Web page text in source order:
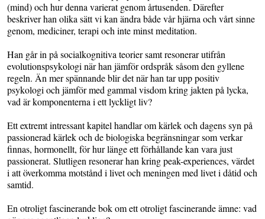
(mind) och hur denna varierat genom årtusenden. Därefter
beskriver han olika sätt vi kan ändra både vår hjärna och vårt sinne
genom, mediciner, terapi och inte minst meditation.
Han går in på socialkognitiva teorier samt resonerar utifrån
evolutionspsykologi när han jämför ordspråk såsom den gyllene
regeln. Än mer spännande blir det när han tar upp positiv
psykologi och jämför med gammal visdom kring jakten på lycka,
vad är komponenterna i ett lyckligt liv?
Ett extremt intressant kapitel handlar om kärlek och dagens syn på
passionerad kärlek och de biologiska begränsningar som verkar
finnas, hormonellt, för hur länge ett förhållande kan vara just
passionerat. Slutligen resonerar han kring peak-experiences, värdet
i att överkomma motstånd i livet och meningen med livet i dåtid och
samtid.
En otroligt fascinerande bok om ett otroligt fascinerande ämne: vad